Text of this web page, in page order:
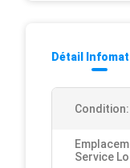
Détail
Condition:
Service